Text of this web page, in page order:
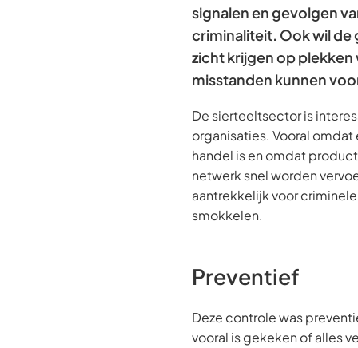
signalen en gevolgen
criminaliteit. Ook wil
zicht krijgen op plekken
misstanden kunnen
De sierteeltsector is
organisaties. Vooral
handel is en omdat
netwerk snel worden
aantrekkelijk voor
smokkelen.
Preventief
Deze controle was
vooral is gekeken of alles